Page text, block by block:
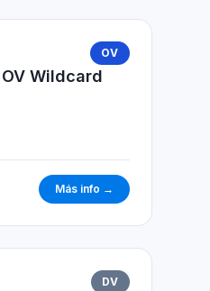
OV
Wildcard
Más info →
DV